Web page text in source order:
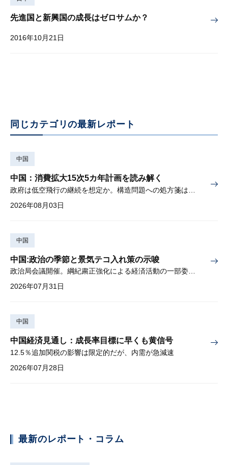
先進国と新興国の成長はゼロサムか？
2016年10月21日
同じカテゴリの最新レポート
中国
中国：消費拡大15次5カ年計画を読み解く
2026年08月03日
中国
中国:政治の季節と景気テコ入れ策の示唆
政治局会議開催。綱紀粛正強化による経済活動の一部委縮懸念
2026年07月31日
中国
中国経済見通し：成長率目標に早くも黄信号
12.5％追加関税の影響は限定的だが、内需が急減速
2026年07月28日
最新のレポート・コラム